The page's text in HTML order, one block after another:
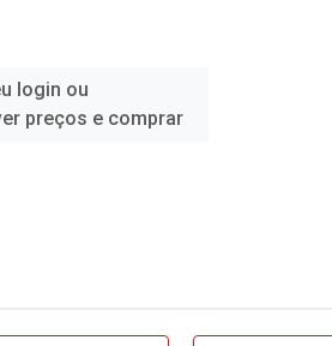
login ou
preços e comprar